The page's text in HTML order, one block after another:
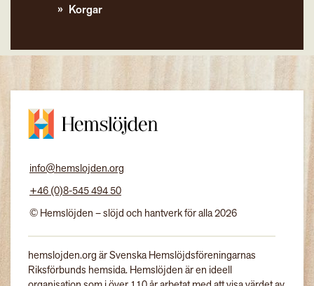
Korgar
info@hemslojden.org
+46 (0)8-545 494 50
© Hemslöjden – slöjd och hantverk för alla 2026
hemslojden.org är Svenska Hemslöjdsföreningarnas
Riksförbunds hemsida. Hemslöjden är en ideell